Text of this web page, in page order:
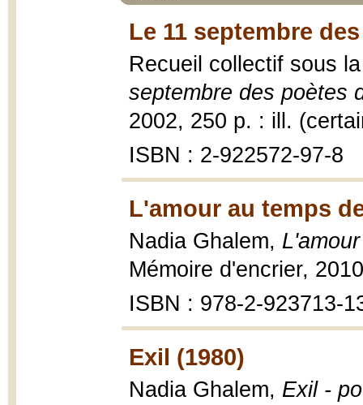
Le 11 septembre
Recueil collectif sous
septembre des poètes
2002, 250 p. : ill.
ISBN : 2-922572-97-8
L'amour au temps
Nadia Ghalem,
Mémoire d'encrier, 2010
ISBN : 978-2-923713-
Exil (1980)
Nadia Ghalem, Exil -